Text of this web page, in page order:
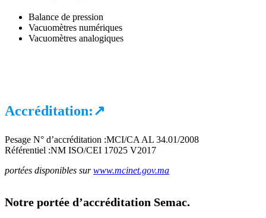
Balance de pression
Vacuomètres numériques
Vacuomètres analogiques
Accréditation:↗
Pesage N° d’accréditation :MCI/CA AL 34.01/2008
Référentiel :NM ISO/CEI 17025 V2017
portées disponibles surwww.mcinet.gov.ma
Notre portée d’accréditation Semac.